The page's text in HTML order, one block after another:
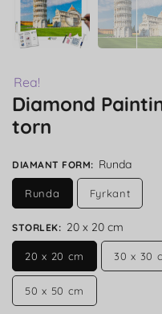
Rea!
Diamond
torn
DIAMANT FORM: Runda
Runda Fyrkant
STORLEK: 20 x 20 cm
20 x 20 cm 30 x 30
50 x 50 cm